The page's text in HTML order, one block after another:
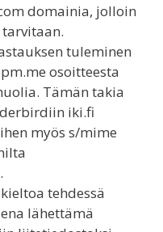
domainia, jolloin
tuleminen
osoitteesta
Tämän takia
iki.fi
myös s/mime
tehdessä
lähettämä